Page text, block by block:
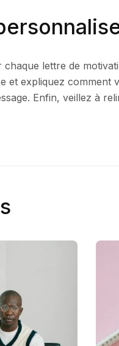
lettre de
et expliquez
Enfin, veillez à